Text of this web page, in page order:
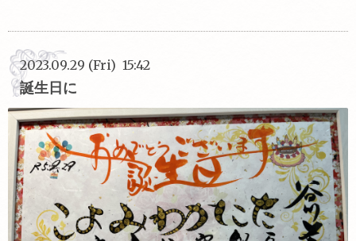
2023.09.29 (Fri) 15:42
誕生日に